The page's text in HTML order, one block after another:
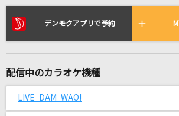
リアルタイムで歌われている
あなたのキスを数えましょう～
～
デンモクアプリで予約
配信中のカラオケ機種
LIVE DAM WAO!